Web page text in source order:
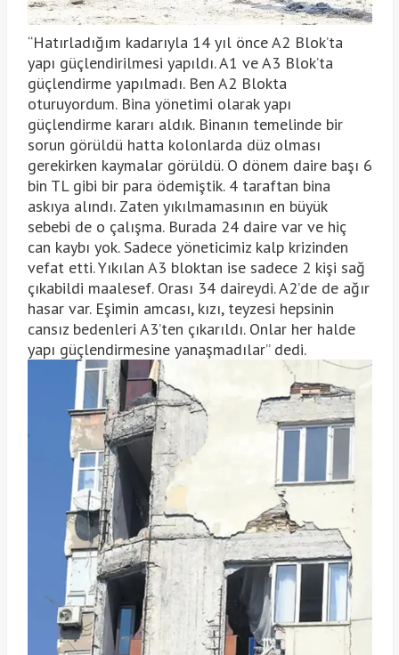
“Hatırladığım kadarıyla 14 yıl önce A2 Blok’ta
yapı güçlendirilmesi yapıldı. A1 ve A3 Blok’ta
güçlendirme yapılmadı. Ben A2 Blokta
oturuyordum. Bina yönetimi olarak yapı
güçlendirme kararı aldık. Binanın temelinde bir
sorun görüldü hatta kolonlarda düz olması
gerekirken kaymalar görüldü. O dönem daire başı 6
bin TL gibi bir para ödemiştik. 4 taraftan bina
askıya alındı. Zaten yıkılmamasının en büyük
sebebi de o çalışma. Burada 24 daire var ve hiç
can kaybı yok. Sadece yöneticimiz kalp krizinden
vefat etti. Yıkılan A3 bloktan ise sadece 2 kişi sağ
çıkabildi maalesef. Orası 34 daireydi. A2’de de ağır
hasar var. Eşimin amcası, kızı, teyzesi hepsinin
cansız bedenleri A3’ten çıkarıldı. Onlar her halde
yapı güçlendirmesine yanaşmadılar” dedi.